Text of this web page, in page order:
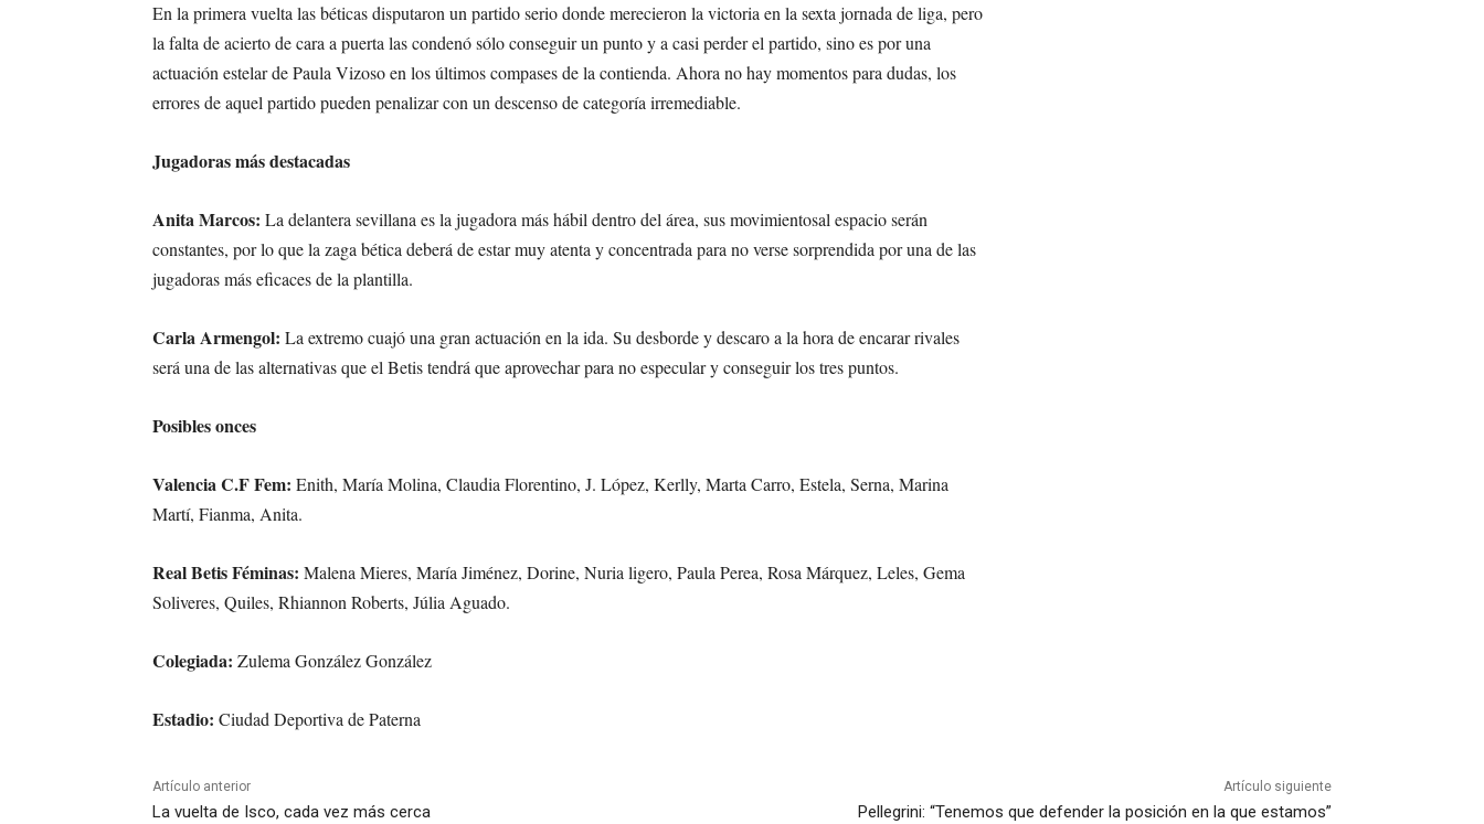
En la primera vuelta las béticas disputaron un partido serio donde merecieron la victoria en la sexta jornada de liga, pero
la falta de acierto de cara a puerta las condenó sólo conseguir un punto y a casi perder el partido, sino es por una
actuación estelar de Paula Vizoso en los últimos compases de la contienda. Ahora no hay momentos para dudas, los
errores de aquel partido pueden penalizar con un descenso de categoría irremediable.
Jugadoras más destacadas
Anita Marcos: La delantera sevillana es la jugadora más hábil dentro del área, sus movimientosal espacio serán
constantes, por lo que la zaga bética deberá de estar muy atenta y concentrada para no verse sorprendida por una de las
jugadoras más eficaces de la plantilla.
Carla Armengol: La extremo cuajó una gran actuación en la ida. Su desborde y descaro a la hora de encarar rivales
será una de las alternativas que el Betis tendrá que aprovechar para no especular y conseguir los tres puntos.
Posibles onces
Valencia C.F Fem: Enith, María Molina, Claudia Florentino, J. López, Kerlly, Marta Carro, Estela, Serna, Marina
Martí, Fianma, Anita.
Real Betis Féminas: Malena Mieres, María Jiménez, Dorine, Nuria ligero, Paula Perea, Rosa Márquez, Leles, Gema
Soliveres, Quiles, Rhiannon Roberts, Júlia Aguado.
Colegiada: Zulema González González
Estadio: Ciudad Deportiva de Paterna
Artículo anterior
La vuelta de Isco, cada vez más cerca
Artículo siguiente
Pellegrini: “Tenemos que defender la posición en la que estamos”